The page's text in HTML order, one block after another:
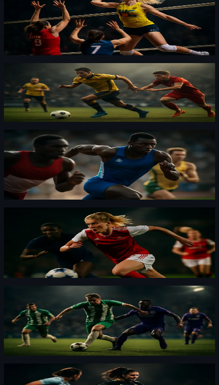
Isabelle Haak möter Italien och Frankrike på
hemmaplan
Haak spelar i Conegliano och har halvfranska rötter. I
augusti möter hon både Italien och Frankrike i EM —
Maja Forsberg
Mjällbys fall: från rekord till långt efter toppen
Från glans till grus i Listerlandet. Mjällby slog rekord
förra året — nu ligger de långt efter.
ByOskar Nylund·29 juli 2026
Emmanuel Eseme satte Samväldesspelens
rekord: 9,83
Eseme slog rekord på 100 meter i Samväldesspelen.
Han firade med Gyökeres målgest — helt otroligt.
Oskar Nylund·29 juli 2026
Smilla Holmberg: titel redan första säsongen i
Arsenal
Smilla Holmberg har bara varit i Arsenal i ett halvår och
har redan en titel. Landslagsbacken säger till SVT Sport
Hammarby måste stå emot Anderlecht – krig
på 3 arena ikväll
Hammarby tar emot Anderlecht på 3 arena i Europa
League-kvalet. Det kommer bli fysiskt, säger Montader
Anna Bergström·23 juli 2026